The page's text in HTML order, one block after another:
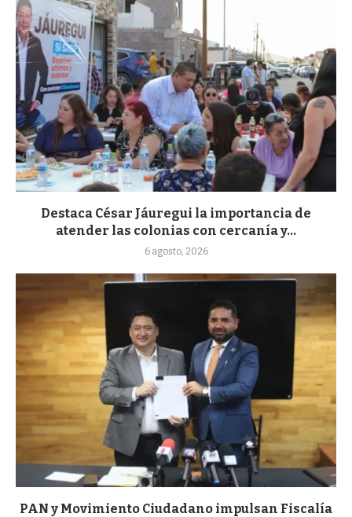
Destaca César Jáuregui la importancia de
atender las colonias con cercanía y...
6 agosto, 2026
PAN y Movimiento Ciudadano impulsan Fiscalía